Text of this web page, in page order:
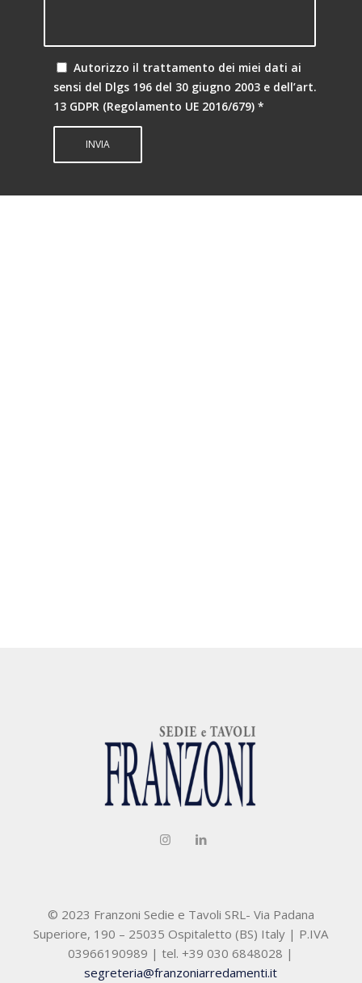
Autorizzo il trattamento dei miei dati ai
sensi del Dlgs 196 del 30 giugno 2003 e dell’art.
13 GDPR (Regolamento UE 2016/679) *
© 2023 Franzoni Sedie e Tavoli SRL- Via Padana
Superiore, 190 – 25035 Ospitaletto (BS) Italy | P.IVA
03966190989 | tel. +39 030 6848028 |
segreteria@franzoniarredamenti.it